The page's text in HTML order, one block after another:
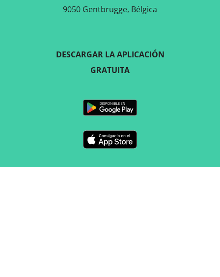
9050 Gentbrugge, Bélgica
DESCARGAR LA APLICACIÓN
GRATUITA